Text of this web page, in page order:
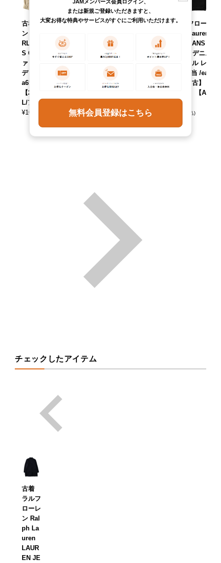
古着 ラルフローレ
ン Ralph Lauren L
RL LAUREN JEAN
S COMPANY サフ
ァリジャケット レ
ディースM相当 /ea
a650834 【中古】
【260615】 【ADE
L/アデル】
¥10,890
古着 ラルフローレ
RL LAUREN JEAN
S COMPANY レー
ニットセーター レ
ディースXL相当 /e
L/アデル】
古着 ラルフローレ
ン Ralph Lauren L
AUREN JEANS C
O ブラックデニム
カバーオール レデ
ィースM相当 /eaa6
20500 【中古】
【260601】 【ADE
L/アデル】
(税込)
チェックしたアイテム
古着
ラルフ
ローレ
ン Ral
ph La
uren
LAUR
EN JE
JAMメンバーズ会員ログイン、
または新規ご登録いただきますと、
大変お得な特典やサービスがすぐにご利用いただけます。
無料会員登録はこちら